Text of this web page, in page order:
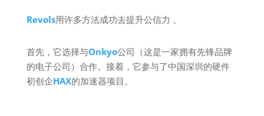
Revols用许多方法成功去提升公信力 。
首先，它选择与Onkyo公司（这是一家拥有先锋品牌
的电子公司）合作。接着，它参与了中国深圳的硬件
初创企HAX的加速器项目。